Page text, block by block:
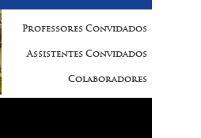
Professores Convidados
Assistentes Convidados
Colaboradores